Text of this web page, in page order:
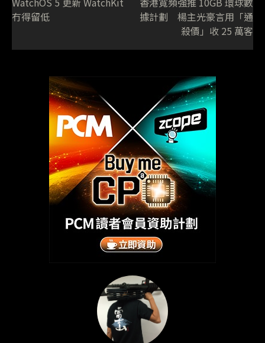
冇得留低
據計劃 楊主光豪言用「通
殺價」收 25 萬客